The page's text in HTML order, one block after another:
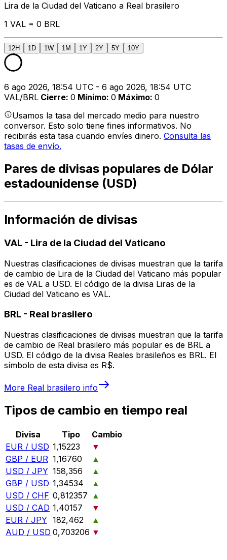
Lira de la Ciudad del Vaticano a Real brasilero
1 VAL = 0 BRL
12H 1D 1W 1M 1Y 2Y 5Y 10Y
6 ago 2026, 18:54 UTC - 6 ago 2026, 18:54 UTC
VAL/BRL Cierre: 0 Mínimo: 0 Máximo: 0
Usamos la tasa del mercado medio para nuestro
conversor. Esto solo tiene fines informativos. No
recibirás esta tasa cuando envíes dinero. Consulta las
tasas de envío.
Pares de divisas populares de Dólar
estadounidense (USD)
Información de divisas
VAL - Lira de la Ciudad del Vaticano
Nuestras clasificaciones de divisas muestran que la tarifa
de cambio de Lira de la Ciudad del Vaticano más popular
es de VAL a USD. El código de la divisa Liras de la
Ciudad del Vaticano es VAL.
BRL - Real brasilero
Nuestras clasificaciones de divisas muestran que la tarifa
de cambio de Real brasilero más popular es de BRL a
USD. El código de la divisa Reales brasileños es BRL. El
símbolo de esta divisa es R$.
More Real brasilero info
Tipos de cambio en tiempo real
Divisa Tipo
Cambio
EUR / USD 1,15223
▼
GBP / EUR 1,16760
▲
USD / JPY 158,356
▲
GBP / USD 1,34534
▲
USD / CHF 0,812357
▲
USD / CAD 1,40157
▼
EUR / JPY 182,462
▲
AUD / USD 0,703206 ▼